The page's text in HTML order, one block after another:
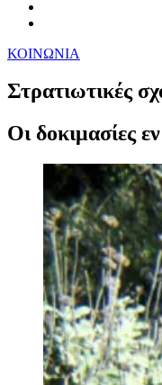
ΚΟΙΝΩΝΙΑ
Στρατιωτικές
Οι δοκιμασίες